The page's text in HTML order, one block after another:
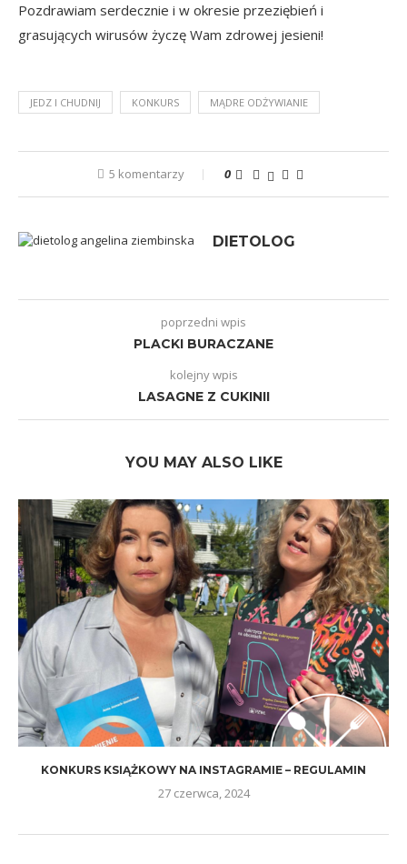
Pozdrawiam serdecznie i w okresie przeziębień i
grasujących wirusów życzę Wam zdrowej jesieni!
JEDZ I CHUDNIJ KONKURS MĄDRE ODŻYWIANIE
5 komentarzy 0
DIETOLOG
poprzedni wpis
PLACKI BURACZANE
kolejny wpis
LASAGNE Z CUKINII
YOU MAY ALSO LIKE
KONKURS KSIĄŻKOWY NA INSTAGRAMIE – REGULAMIN
27 czerwca, 2024